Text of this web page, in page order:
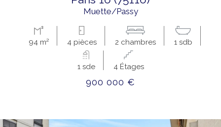
Muette/Passy
94 m² 4 pièces 2 chambres 1 sdb
1 sde 4 Étages
900 000 €